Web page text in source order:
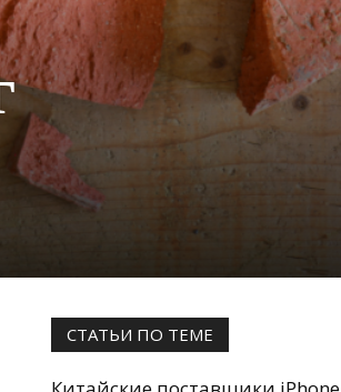
СТАТЬИ ПО ТЕМЕ